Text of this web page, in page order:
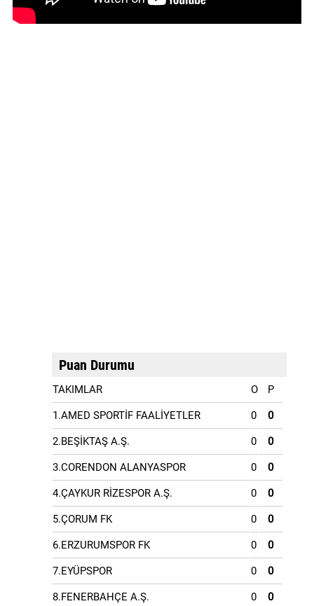
Puan Durumu
TAKIMLAR O P
1.AMED SPORTİF FAALİYETLER 0 0
2.BEŞİKTAŞ A.Ş. 0 0
3.CORENDON ALANYASPOR 0 0
4.ÇAYKUR RİZESPOR A.Ş. 0 0
5.ÇORUM FK 0 0
6.ERZURUMSPOR FK 0 0
7.EYÜPSPOR 0 0
8.FENERBAHÇE A.Ş. 0 0